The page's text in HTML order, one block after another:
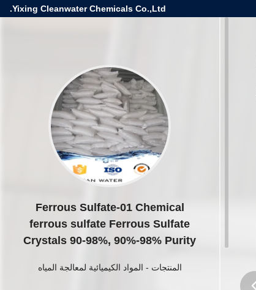
Yixing Cleanwater Chemicals Co.,Ltd.
Ferrous Sulfate-01 Chemical
ferrous sulfate Ferrous Sulfate
Crystals 90-98%, 90%-98% Purity
المنتجات - المواد الكيميائية لمعالجة المياه